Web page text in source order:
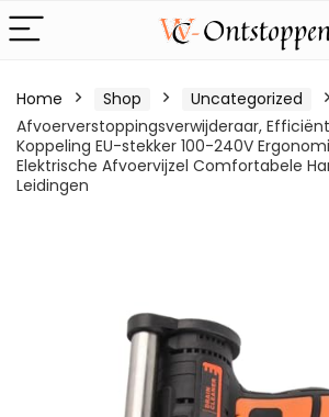
Home Shop
Uncategorized
Afvoerverstoppingsverwijderaar,
Koppeling EU-stekker 100-240V
Elektrische Afvoervijzel Comfortabele
Leidingen